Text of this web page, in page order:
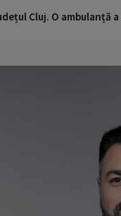
Cluj. O ambulanță